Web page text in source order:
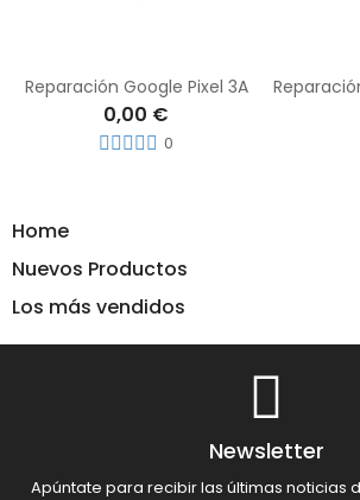
Home
Nuevos Productos
Los más vendidos
Reparación Google Pixel 3A
0,00 €
0
Newsletter
Apúntate para recibir las últimas noticias